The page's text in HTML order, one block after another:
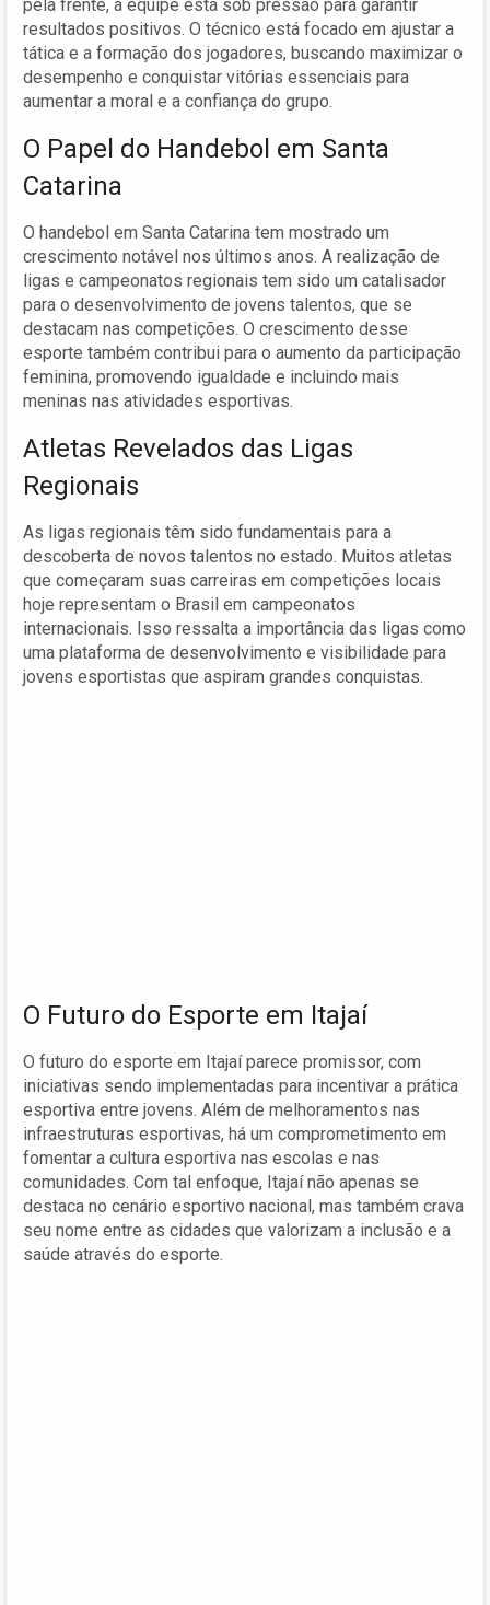
pela frente, a equipe está sob pressão para garantir
resultados positivos. O técnico está focado em ajustar a
tática e a formação dos jogadores, buscando maximizar o
desempenho e conquistar vitórias essenciais para
aumentar a moral e a confiança do grupo.
O Papel do Handebol em Santa
Catarina
O handebol em Santa Catarina tem mostrado um
crescimento notável nos últimos anos. A realização de
ligas e campeonatos regionais tem sido um catalisador
para o desenvolvimento de jovens talentos, que se
destacam nas competições. O crescimento desse
esporte também contribui para o aumento da participação
feminina, promovendo igualdade e incluindo mais
meninas nas atividades esportivas.
Atletas Revelados das Ligas
Regionais
As ligas regionais têm sido fundamentais para a
descoberta de novos talentos no estado. Muitos atletas
que começaram suas carreiras em competições locais
hoje representam o Brasil em campeonatos
internacionais. Isso ressalta a importância das ligas como
uma plataforma de desenvolvimento e visibilidade para
jovens esportistas que aspiram grandes conquistas.
O Futuro do Esporte em Itajaí
O futuro do esporte em Itajaí parece promissor, com
iniciativas sendo implementadas para incentivar a prática
esportiva entre jovens. Além de melhoramentos nas
infraestruturas esportivas, há um comprometimento em
fomentar a cultura esportiva nas escolas e nas
comunidades. Com tal enfoque, Itajaí não apenas se
destaca no cenário esportivo nacional, mas também crava
seu nome entre as cidades que valorizam a inclusão e a
saúde através do esporte.